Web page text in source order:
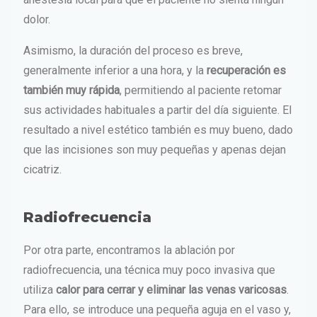
dolor.
Asimismo, la duración del proceso es breve,
generalmente inferior a una hora, y la recuperación es
también muy rápida, permitiendo al paciente retomar
sus actividades habituales a partir del día siguiente. El
resultado a nivel estético también es muy bueno, dado
que las incisiones son muy pequeñas y apenas dejan
cicatriz.
Radiofrecuencia
Por otra parte, encontramos la ablación por
radiofrecuencia, una técnica muy poco invasiva que
utiliza calor para cerrar y eliminar las venas varicosas.
Para ello, se introduce una pequeña aguja en el vaso y,